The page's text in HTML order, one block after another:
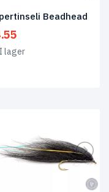
Beadhead
I lager